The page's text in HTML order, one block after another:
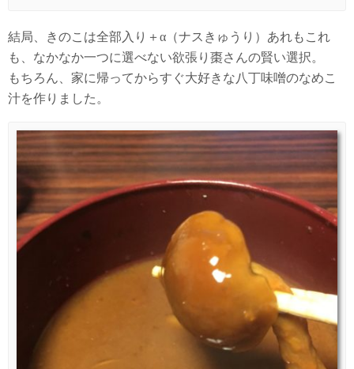
結局、きのこは全部入り＋α（ナスきゅうり）あれもこれ
も、なかなか一つに選べない欲張り棗さんの賢い選択。
もちろん、家に帰ってからすぐ大好きな八丁味噌のなめこ
汁を作りました。